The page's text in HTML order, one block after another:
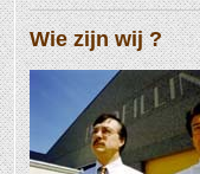
Wie zijn wij ?